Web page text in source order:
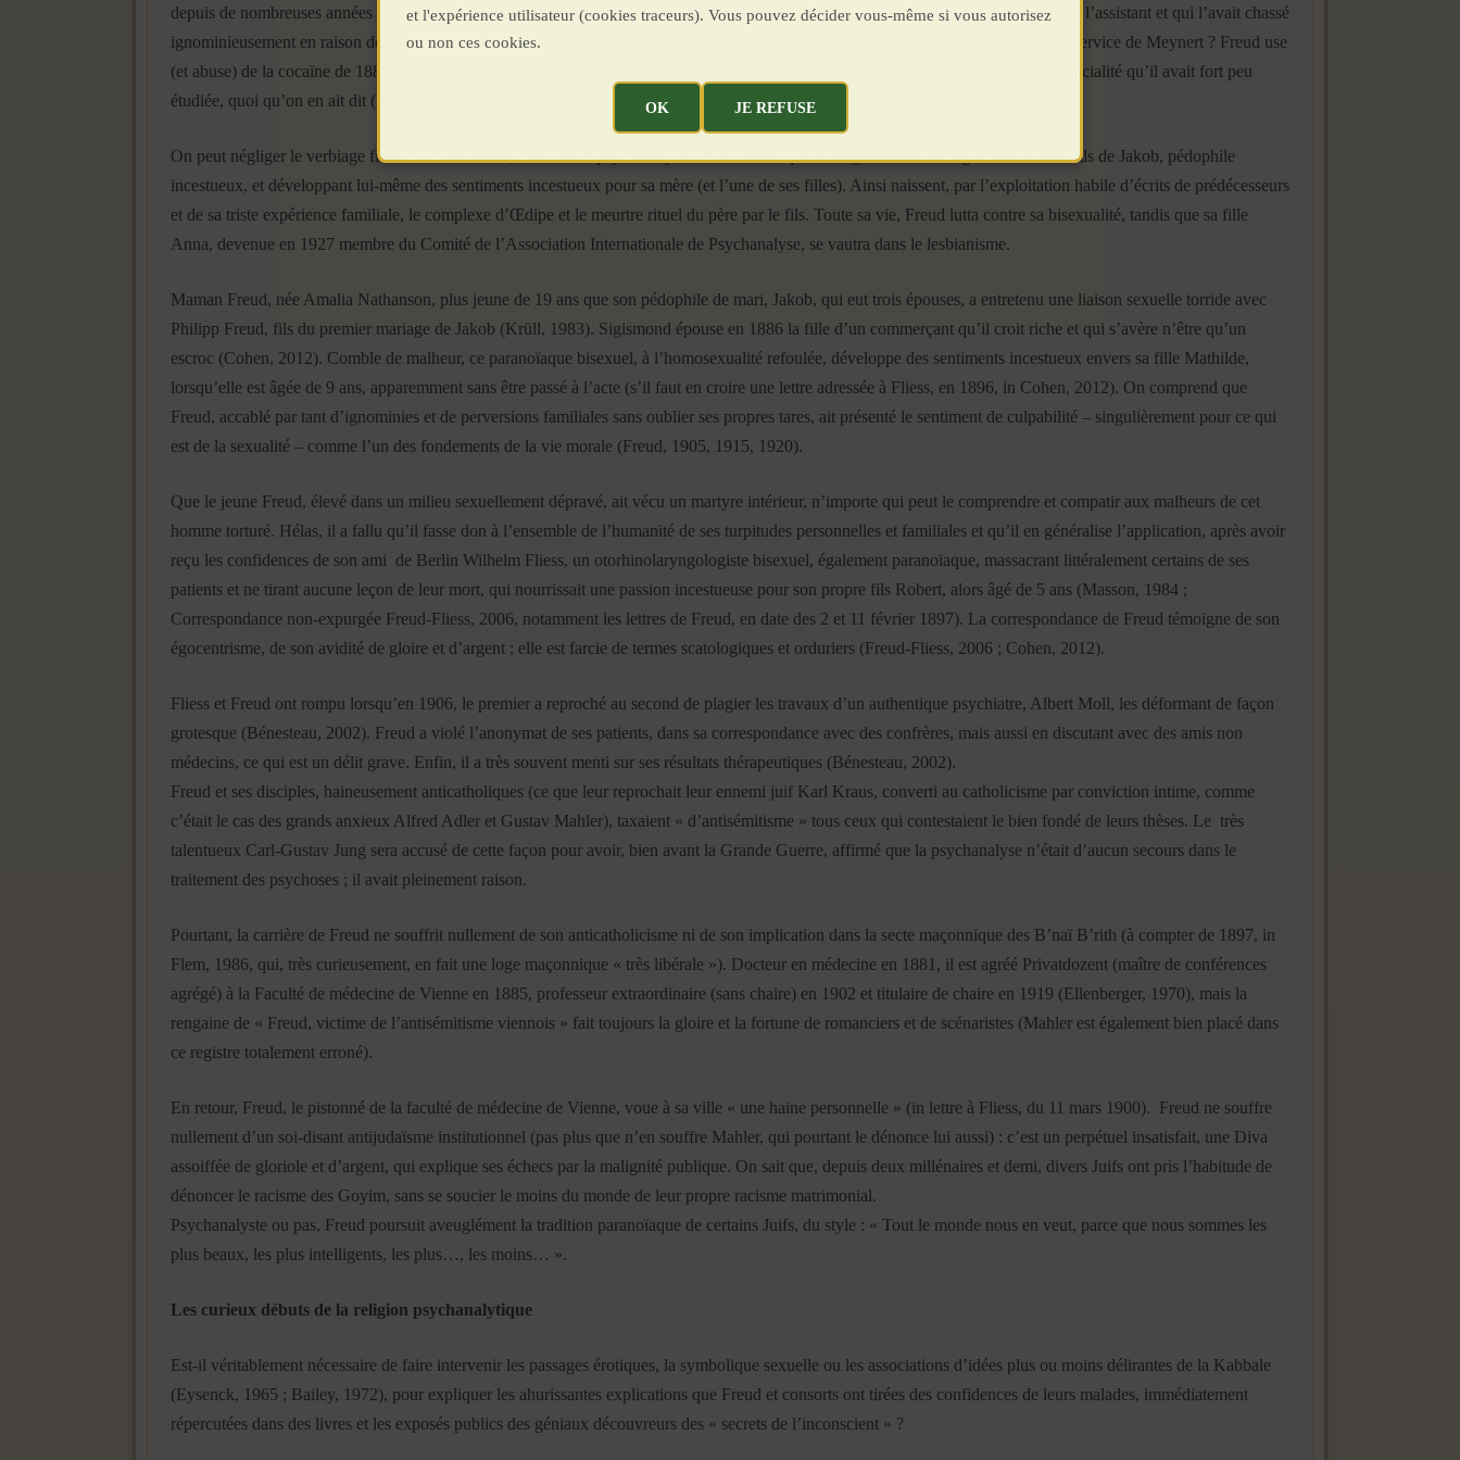
depuis de nombreuses années l’importance du « moi intérieur » ou subconscient, mais comment Freud pourrait-il citer celui dont il fut l’assistant et qui l’avait chassé
ignominieusement en raison de sa toxicomanie à la cocaïne, dont il se faisait généreusement le propagandiste auprès des malades du service de Meynert ? Freud use
(et abuse) de la cocaïne de 1884 à 1904 (Cohen, 2012), soit durant la période de naissance de sa conception de la psychiatrie, une spécialité qu’il avait fort peu
étudiée, quoi qu’on en ait dit (Bénesteau, 2002, l’a démontré).
On peut négliger le verbiage final d’Erich Fromm, marxiste et psychanalyste, et ne retenir que la mégalomanie de Sigismond Freud, fils de Jakob, pédophile
incestueux, et développant lui-même des sentiments incestueux pour sa mère (et l’une de ses filles). Ainsi naissent, par l’exploitation habile d’écrits de prédécesseurs
et de sa triste expérience familiale, le complexe d’Œdipe et le meurtre rituel du père par le fils. Toute sa vie, Freud lutta contre sa bisexualité, tandis que sa fille
Anna, devenue en 1927 membre du Comité de l’Association Internationale de Psychanalyse, se vautra dans le lesbianisme.
Maman Freud, née Amalia Nathanson, plus jeune de 19 ans que son pédophile de mari, Jakob, qui eut trois épouses, a entretenu une liaison sexuelle torride avec
Philipp Freud, fils du premier mariage de Jakob (Krüll, 1983). Sigismond épouse en 1886 la fille d’un commerçant qu’il croit riche et qui s’avère n’être qu’un
escroc (Cohen, 2012). Comble de malheur, ce paranoïaque bisexuel, à l’homosexualité refoulée, développe des sentiments incestueux envers sa fille Mathilde,
lorsqu’elle est âgée de 9 ans, apparemment sans être passé à l’acte (s’il faut en croire une lettre adressée à Fliess, en 1896, in Cohen, 2012). On comprend que
Freud, accablé par tant d’ignominies et de perversions familiales sans oublier ses propres tares, ait présenté le sentiment de culpabilité – singulièrement pour ce qui
est de la sexualité – comme l’un des fondements de la vie morale (Freud, 1905, 1915, 1920).
Que le jeune Freud, élevé dans un milieu sexuellement dépravé, ait vécu un martyre intérieur, n’importe qui peut le comprendre et compatir aux malheurs de cet
homme torturé. Hélas, il a fallu qu’il fasse don à l’ensemble de l’humanité de ses turpitudes personnelles et familiales et qu’il en généralise l’application, après avoir
reçu les confidences de son ami de Berlin Wilhelm Fliess, un otorhinolaryngologiste bisexuel, également paranoïaque, massacrant littéralement certains de ses
patients et ne tirant aucune leçon de leur mort, qui nourrissait une passion incestueuse pour son propre fils Robert, alors âgé de 5 ans (Masson, 1984 ;
Correspondance non-expurgée Freud-Fliess, 2006, notamment les lettres de Freud, en date des 2 et 11 février 1897). La correspondance de Freud témoigne de son
égocentrisme, de son avidité de gloire et d’argent ; elle est farcie de termes scatologiques et orduriers (Freud-Fliess, 2006 ; Cohen, 2012).
Fliess et Freud ont rompu lorsqu’en 1906, le premier a reproché au second de plagier les travaux d’un authentique psychiatre, Albert Moll, les déformant de façon
grotesque (Bénesteau, 2002). Freud a violé l’anonymat de ses patients, dans sa correspondance avec des confrères, mais aussi en discutant avec des amis non
médecins, ce qui est un délit grave. Enfin, il a très souvent menti sur ses résultats thérapeutiques (Bénesteau, 2002).
Freud et ses disciples, haineusement anticatholiques (ce que leur reprochait leur ennemi juif Karl Kraus, converti au catholicisme par conviction intime, comme
c’était le cas des grands anxieux Alfred Adler et Gustav Mahler), taxaient « d’antisémitisme » tous ceux qui contestaient le bien fondé de leurs thèses. Le très
talentueux Carl-Gustav Jung sera accusé de cette façon pour avoir, bien avant la Grande Guerre, affirmé que la psychanalyse n’était d’aucun secours dans le
traitement des psychoses ; il avait pleinement raison.
Pourtant, la carrière de Freud ne souffrit nullement de son anticatholicisme ni de son implication dans la secte maçonnique des B’naï B’rith (à compter de 1897, in
Flem, 1986, qui, très curieusement, en fait une loge maçonnique « très libérale »). Docteur en médecine en 1881, il est agréé Privatdozent (maître de conférences
agrégé) à la Faculté de médecine de Vienne en 1885, professeur extraordinaire (sans chaire) en 1902 et titulaire de chaire en 1919 (Ellenberger, 1970), mais la
rengaine de « Freud, victime de l’antisémitisme viennois » fait toujours la gloire et la fortune de romanciers et de scénaristes (Mahler est également bien placé dans
ce registre totalement erroné).
En retour, Freud, le pistonné de la faculté de médecine de Vienne, voue à sa ville « une haine personnelle » (in lettre à Fliess, du 11 mars 1900). Freud ne souffre
nullement d’un soi-disant antijudaïsme institutionnel (pas plus que n’en souffre Mahler, qui pourtant le dénonce lui aussi) : c’est un perpétuel insatisfait, une Diva
assoiffée de gloriole et d’argent, qui explique ses échecs par la malignité publique. On sait que, depuis deux millénaires et demi, divers Juifs ont pris l’habitude de
dénoncer le racisme des Goyim, sans se soucier le moins du monde de leur propre racisme matrimonial.
Psychanalyste ou pas, Freud poursuit aveuglément la tradition paranoïaque de certains Juifs, du style : « Tout le monde nous en veut, parce que nous sommes les
plus beaux, les plus intelligents, les plus…, les moins… ».
Les curieux débuts de la religion psychanalytique
Est-il véritablement nécessaire de faire intervenir les passages érotiques, la symbolique sexuelle ou les associations d’idées plus ou moins délirantes de la Kabbale
(Eysenck, 1965 ; Bailey, 1972), pour expliquer les ahurissantes explications que Freud et consorts ont tirées des confidences de leurs malades, immédiatement
répercutées dans des livres et les exposés publics des géniaux découvreurs des « secrets de l’inconscient » ?
et l'expérience utilisateur (cookies traceurs). Vous pouvez décider vous-même si vous autorisez
ou non ces cookies.
OK JE REFUSE